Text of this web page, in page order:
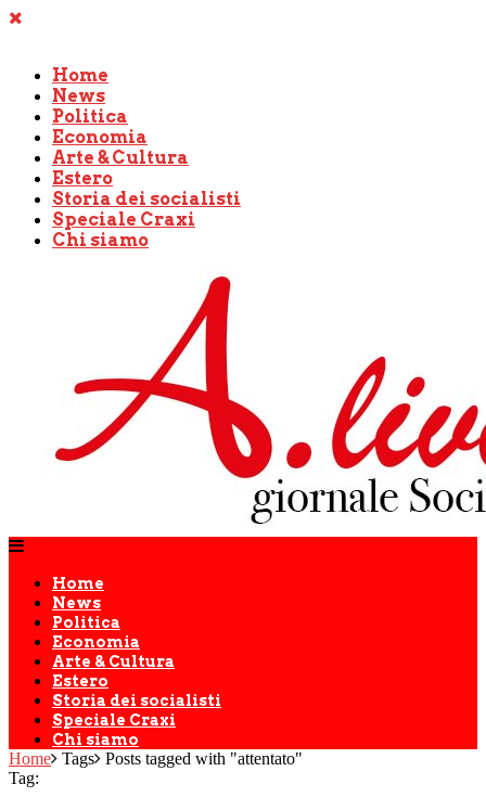
Home
News
Politica
Economia
Arte & Cultura
Estero
Storia dei socialisti
Speciale Craxi
Chi siamo
Home
News
Politica
Economia
Arte & Cultura
Estero
Storia dei socialisti
Speciale Craxi
Chi siamo
Home Tags Posts tagged with "attentato"
Tag: